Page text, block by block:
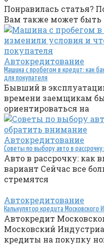
Понравилась статья?
Вам также может быть
Автокредитование
Машина с пробегом в кредит: как
для покупателя
Бывший в
времени заемщикам
ориентироваться на
Автокредитование
Советы по выбору авто в
Авто в рассрочку: как
вариант Сейчас все
стремятся
Автокредитование
Калькулятор кредита Московского
Автокредит
Московский
кредиты на покупку